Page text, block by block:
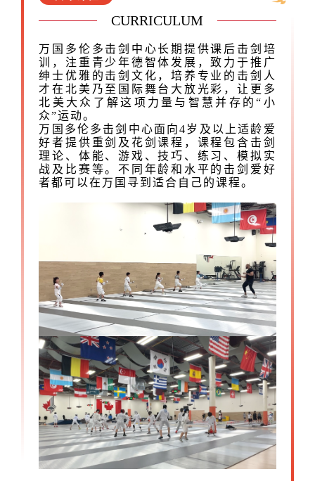
CURRICULUM
万国多伦多击剑中心长期提供课后击剑培
训，注重青少年德智体发展，致力于推广
绅士优雅的击剑文化，培养专业的击剑人
才在北美乃至国际舞台大放光彩，让更多
北美大众了解这项力量与智慧并存的“小
众”运动。
万国多伦多击剑中心面向4岁及以上适龄爱
好者提供重剑及花剑课程，课程包含击剑
理论、体能、游戏、技巧、练习、模拟实
战及比赛等。不同年龄和水平的击剑爱好
者都可以在万国寻到适合自己的课程。